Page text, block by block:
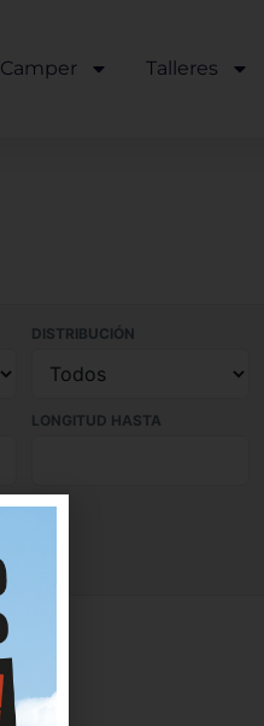
Camper Talleres
DISTRIBUCIÓN
LONGITUD HASTA